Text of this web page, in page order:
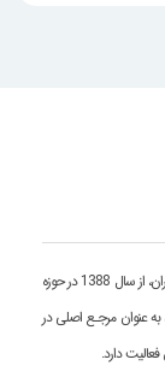
مرکز مینی کامپیوتر با نام رسمی تعاونی داده پردازی پیمان نیک کاران تابران، از سال 1388 در حوزه
به عنوان مرجـع اصلی در
دارد.